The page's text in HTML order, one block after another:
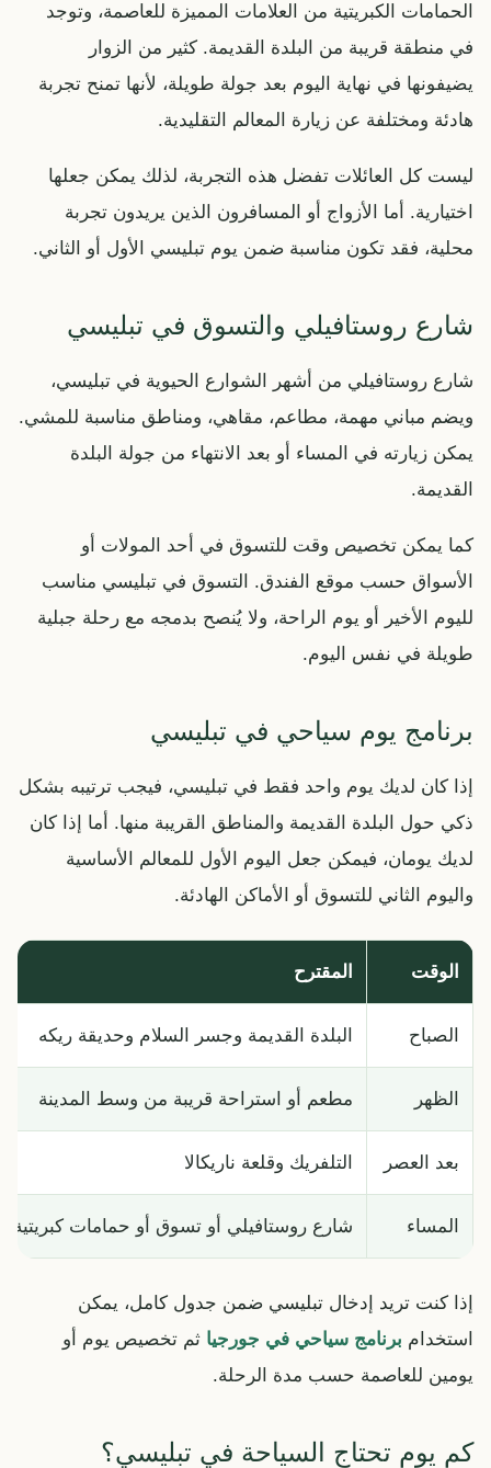
الحمامات الكبريتية من العلامات المميزة للعاصمة، وتوجد
في منطقة قريبة من البلدة القديمة. كثير من الزوار
يضيفونها في نهاية اليوم بعد جولة طويلة، لأنها تمنح تجربة
هادئة ومختلفة عن زيارة المعالم التقليدية.
ليست كل العائلات تفضل هذه التجربة، لذلك يمكن جعلها
اختيارية. أما الأزواج أو المسافرون الذين يريدون تجربة
محلية، فقد تكون مناسبة ضمن يوم تبليسي الأول أو الثاني.
شارع روستافيلي والتسوق في تبليسي
شارع روستافيلي من أشهر الشوارع الحيوية في تبليسي،
ويضم مباني مهمة، مطاعم، مقاهي، ومناطق مناسبة للمشي.
يمكن زيارته في المساء أو بعد الانتهاء من جولة البلدة
القديمة.
كما يمكن تخصيص وقت للتسوق في أحد المولات أو
الأسواق حسب موقع الفندق. التسوق في تبليسي مناسب
لليوم الأخير أو يوم الراحة، ولا يُنصح بدمجه مع رحلة جبلية
طويلة في نفس اليوم.
برنامج يوم سياحي في تبليسي
إذا كان لديك يوم واحد فقط في تبليسي، فيجب ترتيبه بشكل
ذكي حول البلدة القديمة والمناطق القريبة منها. أما إذا كان
لديك يومان، فيمكن جعل اليوم الأول للمعالم الأساسية
واليوم الثاني للتسوق أو الأماكن الهادئة.
الوقت المقترح
الصباح البلدة القديمة وجسر السلام وحديقة ريكه
الظهر مطعم أو استراحة قريبة من وسط المدينة
بعد العصر التلفريك وقلعة ناريكالا
المساء شارع روستافيلي أو تسوق أو حمامات كبريتية
إذا كنت تريد إدخال تبليسي ضمن جدول كامل، يمكن
استخدام برنامج سياحي في جورجيا ثم تخصيص يوم أو
يومين للعاصمة حسب مدة الرحلة.
كم يوم تحتاج السياحة في تبليسي؟